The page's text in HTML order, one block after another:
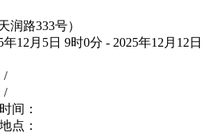
润路333号）
12月5日 9时0分 - 2025年12月12日
/
/
间：
点：